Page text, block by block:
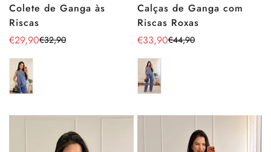
Colete de Ganga às
Riscas
Preço
de
venda
€29,90
Preço
regular
€32,90
Calças de Ganga com
Riscas Roxas
Preço
de
venda
€33,90
Preço
regular
€44,90